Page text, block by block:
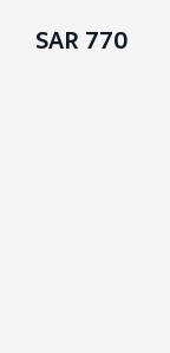
770 SAR